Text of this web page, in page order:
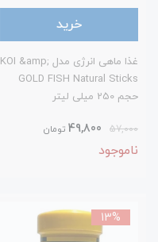
خرید
غذا ماهی انرژی مدل KOI &amp;
GOLD FISH Natural Sticks
حجم 250 میلی لیتر
57,000
49,800 تومان
ناموجود
13%